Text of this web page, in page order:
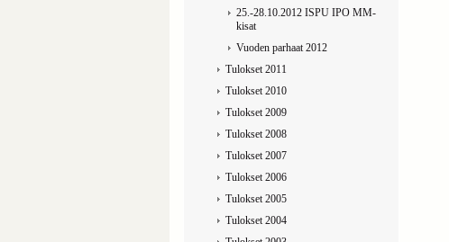
25.-28.10.2012 ISPU IPO MM-
kisat
Vuoden parhaat 2012
Tulokset 2011
Tulokset 2010
Tulokset 2009
Tulokset 2008
Tulokset 2007
Tulokset 2006
Tulokset 2005
Tulokset 2004